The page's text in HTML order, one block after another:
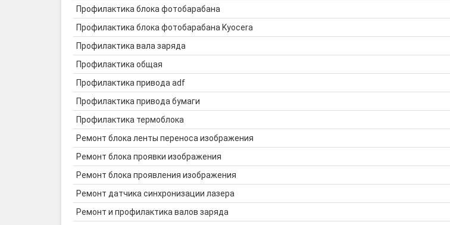
Профилактика блока фотобарабана
Профилактика блока фотобарабана Kyocera
Профилактика вала заряда
Профилактика общая
Профилактика привода adf
Профилактика привода бумаги
Профилактика термоблока
Ремонт блока ленты переноса изображения
Ремонт блока проявки изображения
Ремонт блока проявления изображения
Ремонт датчика синхронизации лазера
Ремонт и профилактика валов заряда